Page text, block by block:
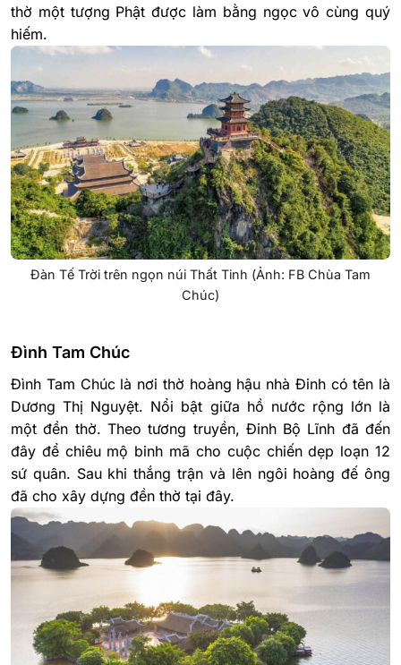
thờ một tượng Phật được làm bằng ngọc vô cùng quý
hiếm.
Đàn Tế Trời trên ngọn núi Thất Tinh (Ảnh: FB Chùa Tam
Chúc)
Đình Tam Chúc
Đình Tam Chúc là nơi thờ hoàng hậu nhà Đinh có tên là
Dương Thị Nguyệt. Nổi bật giữa hồ nước rộng lớn là
một đền thờ. Theo tương truyền, Đinh Bộ Lĩnh đã đến
đây để chiêu mộ binh mã cho cuộc chiến dẹp loạn 12
sứ quân. Sau khi thắng trận và lên ngôi hoàng đế ông
đã cho xây dựng đền thờ tại đây.